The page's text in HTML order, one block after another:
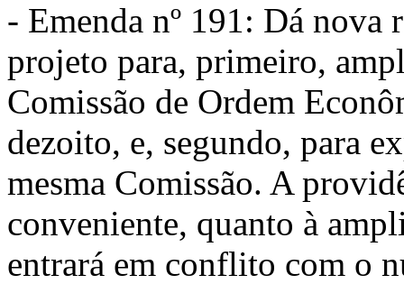
- Emenda nº 191: Dá nova
projeto para, primeiro,
Comissão de Ordem
dezoito, e, segundo, para
mesma Comissão. A
conveniente, quanto à
entrará em conflito com o